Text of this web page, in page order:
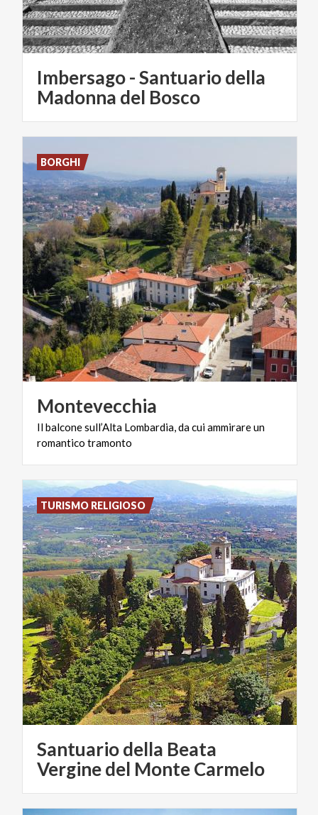
Imbersago - Santuario della
Madonna del Bosco
Montevecchia
Ilbalconesull’Alta Lombardia,dacuiammirareun
romantico tramonto
BORGHI
Santuario della Beata
Vergine del Monte Carmelo
TURISMO RELIGIOSO